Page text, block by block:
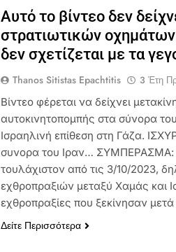
Αυτό το βίντεο δεν
στρατιωτικών οχημάτων
δεν σχετίζεται με τα
Thanos Sitistas Epachtitis 3 Έτη
Βίντεο φέρεται να δείχνει
αυτοκινητοπομπής στα σύνορα
Ισραηλινή επίθεση στη Γάζα.
συνορα του Ιραν… ΣΥΜΠΕΡΑΣΜΑ:
τουλάχιστον από τις 3/10/2023,
εχθροπραξιών μεταξύ Χαμάς και
εχθροπραξίες που ξεκίνησαν
Δείτε Περισσότερα